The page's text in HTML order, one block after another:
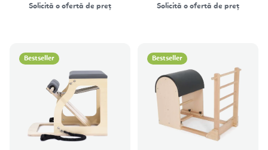
Solicită o ofertă de preț Solicită o ofertă de preț
Bestseller Bestseller